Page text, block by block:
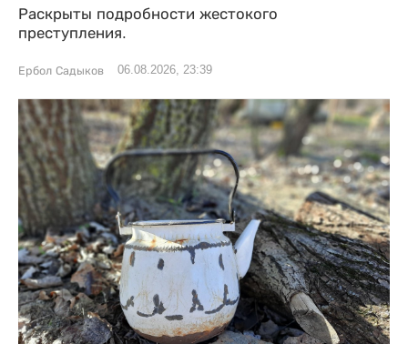
Раскрыты подробности жестокого
преступления.
Ербол Садыков 06.08.2026, 23:39